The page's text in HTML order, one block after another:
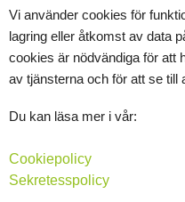
Kontrollera ditt energiintag
studier om andelen
fett råder det
fett. Däremot kan du få
på detta kan vara:
Vi använder cookies för
lagring eller åtkomst av data
cookies är nödvändiga för att
av tjänsterna och för att se till
Du kan läsa mer i vår:
Cookiepolicy
Sekretesspolicy